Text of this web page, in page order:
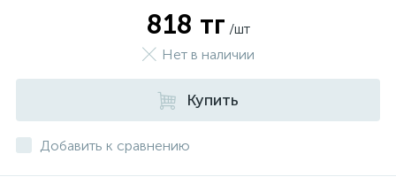
818 тг /шт
Нет в наличии
Купить
Добавить к сравнению